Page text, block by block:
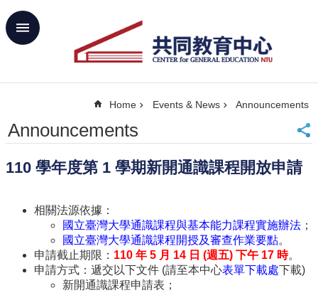
Skip to main content
Advanced
Contact
中
About
Academics
Curricula
Home Events & News Announcements
Announcements
110 學年度第 1 學期新開通識課程開放申請
相關法源依據：
國立臺灣大學通識課程與基本能力課程實施辦法 ；
國立臺灣大學通識課程開授及審查作業要點。
申請截止期限： 110 年 5 月 14 日 (週五) 下午 17 時。
申請方式：遞交以下文件 (請至本中心表單下載處下載)
新開通識課程申請表；